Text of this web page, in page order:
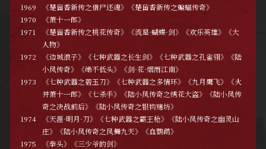
1969
《楚留香新传之借尸还魂》《楚留香新传之蝙蝠传奇》
1970
《萧十一郎》
1971
《楚留香新传之桃花传奇》《流星·蝴蝶·剑》《欢乐英雄》《大
人物》
​1972
《边城浪子》《七种武器之长生剑》《七种武器之孔雀翎》《陆
小凤传奇》《绝不低头》《剑·花·烟雨江南》
​1973
《七种武器之碧玉刀》《七种武器之多情环》《九月鹰飞》《火
并萧十一郎》《七杀手》《陆小凤传奇之绣花大盗》《陆小凤传
奇之决战前后》《陆小凤传奇之银钩赌坊》
​1974
《天涯·明月·刀》《七种武器之霸王枪》《陆小凤传奇之幽灵山
庄》《陆小凤传奇之凤舞九天》《血鹦鹉》
​1975
《拳头》《三少爷的剑》